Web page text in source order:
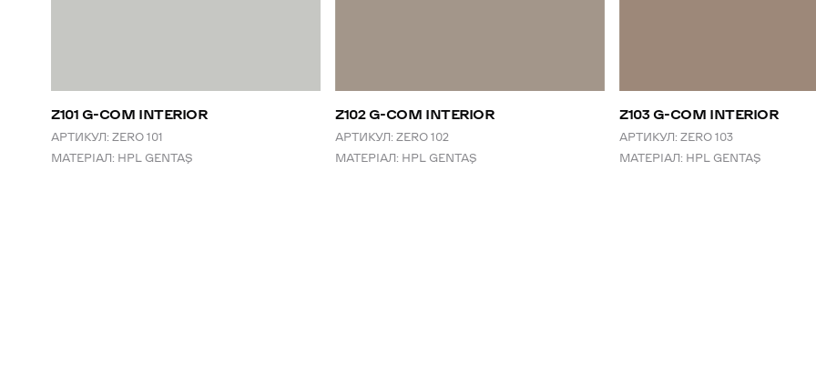
Z101 G-COM INTERIOR
АРТИКУЛ: ZERO 101
МАТЕРІАЛ: HPL GENTAŞ
Z102 G-COM INTERIOR
АРТИКУЛ: ZERO 102
МАТЕРІАЛ: HPL GENTAŞ
Z103 G-COM INTERIOR
АРТИКУЛ: ZERO 103
МАТЕРІАЛ: HPL GENTAŞ